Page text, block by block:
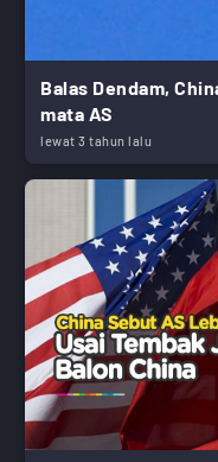
Balas Dendam,
mata AS
lewat 3 tahun lalu